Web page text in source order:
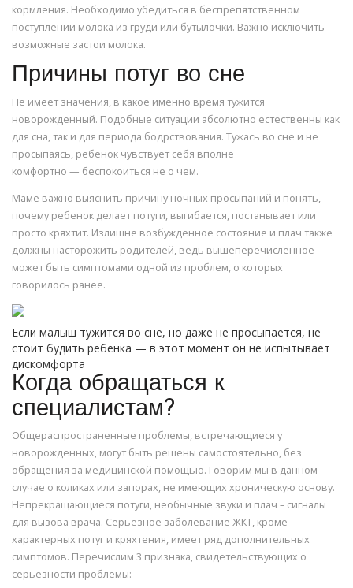
кормления. Необходимо убедиться в беспрепятственном
поступлении молока из груди или бутылочки. Важно исключить
возможные застои молока.
Причины потуг во сне
Не имеет значения, в какое именно время тужится
новорожденный. Подобные ситуации абсолютно естественны как
для сна, так и для периода бодрствования. Тужась во сне и не
просыпаясь, ребенок чувствует себя вполне
комфортно — беспокоиться не о чем.
Маме важно выяснить причину ночных просыпаний и понять,
почему ребенок делает потуги, выгибается, постанывает или
просто кряхтит. Излишне возбужденное состояние и плач также
должны насторожить родителей, ведь вышеперечисленное
может быть симптомами одной из проблем, о которых
говорилось ранее.
Если малыш тужится во сне, но даже не просыпается, не
стоит будить ребенка — в этот момент он не испытывает
дискомфорта
Когда обращаться к
специалистам?
Общераспространенные проблемы, встречающиеся у
новорожденных, могут быть решены самостоятельно, без
обращения за медицинской помощью. Говорим мы в данном
случае о коликах или запорах, не имеющих хроническую основу.
Непрекращающиеся потуги, необычные звуки и плач – сигналы
для вызова врача. Серьезное заболевание ЖКТ, кроме
характерных потуг и кряхтения, имеет ряд дополнительных
симптомов. Перечислим 3 признака, свидетельствующих о
серьезности проблемы: